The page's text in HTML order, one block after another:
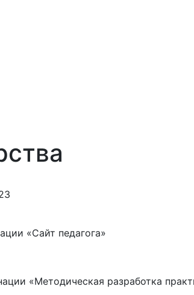
«Сайт педагога»
«Методическая разработка